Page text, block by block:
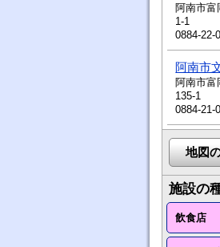
阿南市富
1-1
0884-22-
阿南市
阿南市富
135-1
0884-21-
四国労
支店
阿南市富
番20
0884-22-
神原歯
地図
施設の
飲食店